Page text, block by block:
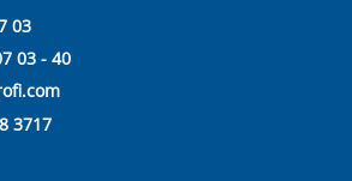
03
03 - 40
3717